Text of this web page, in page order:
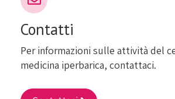
Contatti
Per informazioni sulle attività del
medicina iperbarica, contattaci.